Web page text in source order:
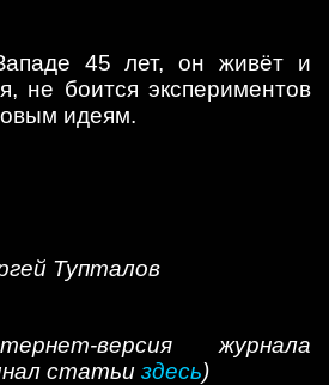
45 лет, он живёт и
не боится экспериментов
идеям.
Тупталов
версия журнала
статьи здесь)